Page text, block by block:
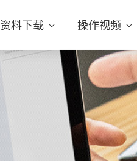
资料下载 操作视频